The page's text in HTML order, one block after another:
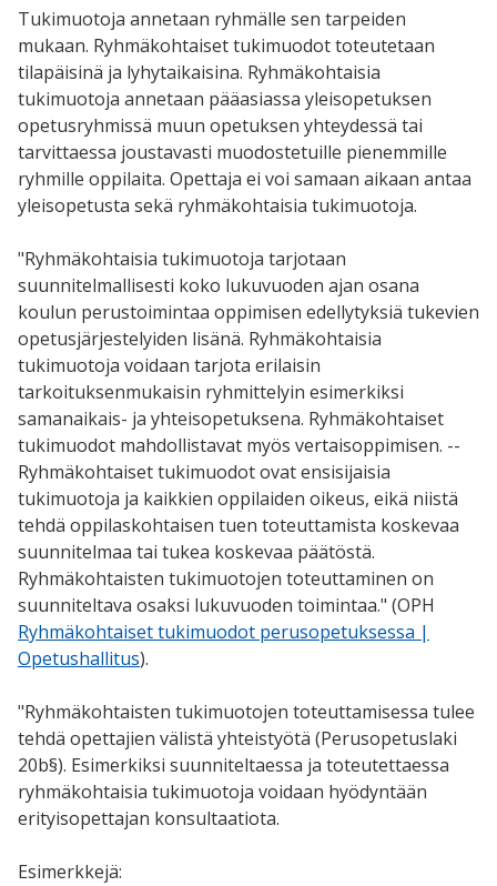
Tukimuotoja annetaan ryhmälle sen tarpeiden
mukaan. Ryhmäkohtaiset tukimuodot toteutetaan
tilapäisinä ja lyhytaikaisina. Ryhmäkohtaisia
tukimuotoja annetaan pääasiassa yleisopetuksen
opetusryhmissä muun opetuksen yhteydessä tai
tarvittaessa joustavasti muodostetuille pienemmille
ryhmille oppilaita. Opettaja ei voi samaan aikaan antaa
yleisopetusta sekä ryhmäkohtaisia tukimuotoja.
"Ryhmäkohtaisia tukimuotoja tarjotaan
suunnitelmallisesti koko lukuvuoden ajan osana
koulun perustoimintaa oppimisen edellytyksiä tukevien
opetusjärjestelyiden lisänä. Ryhmäkohtaisia
tukimuotoja voidaan tarjota erilaisin
tarkoituksenmukaisin ryhmittelyin esimerkiksi
samanaikais- ja yhteisopetuksena. Ryhmäkohtaiset
tukimuodot mahdollistavat myös vertaisoppimisen. --
Ryhmäkohtaiset tukimuodot ovat ensisijaisia
tukimuotoja ja kaikkien oppilaiden oikeus, eikä niistä
tehdä oppilaskohtaisen tuen toteuttamista koskevaa
suunnitelmaa tai tukea koskevaa päätöstä.
Ryhmäkohtaisten tukimuotojen toteuttaminen on
suunniteltava osaksi lukuvuoden toimintaa." (OPH
Ryhmäkohtaiset tukimuodot perusopetuksessa |
Opetushallitus).
"Ryhmäkohtaisten tukimuotojen toteuttamisessa tulee
tehdä opettajien välistä yhteistyötä (Perusopetuslaki
20b§). Esimerkiksi suunniteltaessa ja toteutettaessa
ryhmäkohtaisia tukimuotoja voidaan hyödyntään
erityisopettajan konsultaatiota.
Esimerkkejä: